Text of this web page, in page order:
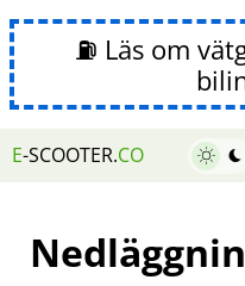
⛽ Läs om
E-SCOOTER.CO